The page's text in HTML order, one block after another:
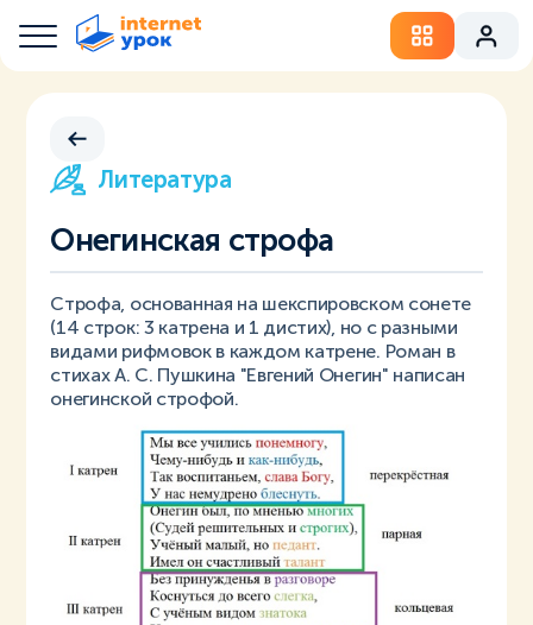
Литература
Онегинская строфа
Строфа, основанная на шекспировском сонете
(14 строк: 3 катрена и 1 дистих), но с разными
видами рифмовок в каждом катрене. Роман в
стихах А. С. Пушкина "Евгений Онегин" написан
онегинской строфой.